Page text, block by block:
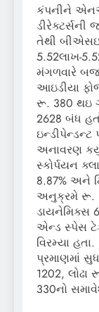
કંપનીને
ડીરેક્ટર્સની
તેથી
5.52લાખ-
મંગળવારે
આઇડીયા
રૂ. 380 થઇ
2628 બંધ
અનાવરણ
સ્કોર્પયન
8.87% અને
અનુક્રમે રૂ.
ડાયનેમિક્સ
એન્ડ સ્પેસ
વિરમ્યા
પ્રમાણમાં
1202,
330નો